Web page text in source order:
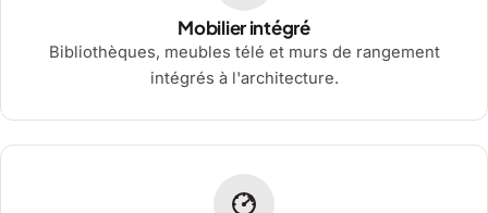
Mobilier intégré
Bibliothèques, meubles télé et murs de rangement
intégrés à l'architecture.